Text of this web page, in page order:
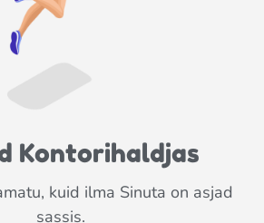
Kontorihaldjas
kuid ilma Sinuta on asjad
sassis.